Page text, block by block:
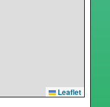
Leaflet